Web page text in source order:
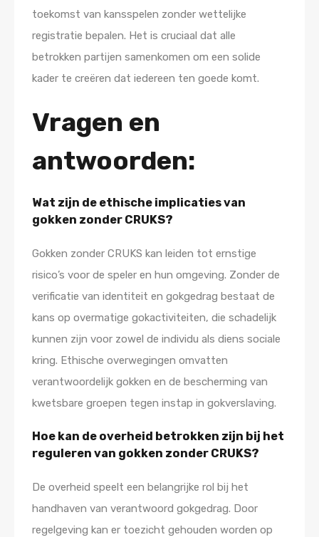
toekomst van kansspelen zonder wettelijke
registratie bepalen. Het is cruciaal dat alle
betrokken partijen samenkomen om een solide
kader te creëren dat iedereen ten goede komt.
Vragen en
antwoorden:
Wat zijn de ethische implicaties van
gokken zonder CRUKS?
Gokken zonder CRUKS kan leiden tot ernstige
risico’s voor de speler en hun omgeving. Zonder de
verificatie van identiteit en gokgedrag bestaat de
kans op overmatige gokactiviteiten, die schadelijk
kunnen zijn voor zowel de individu als diens sociale
kring. Ethische overwegingen omvatten
verantwoordelijk gokken en de bescherming van
kwetsbare groepen tegen instap in gokverslaving.
Hoe kan de overheid betrokken zijn bij het
reguleren van gokken zonder CRUKS?
De overheid speelt een belangrijke rol bij het
handhaven van verantwoord gokgedrag. Door
regelgeving kan er toezicht gehouden worden op